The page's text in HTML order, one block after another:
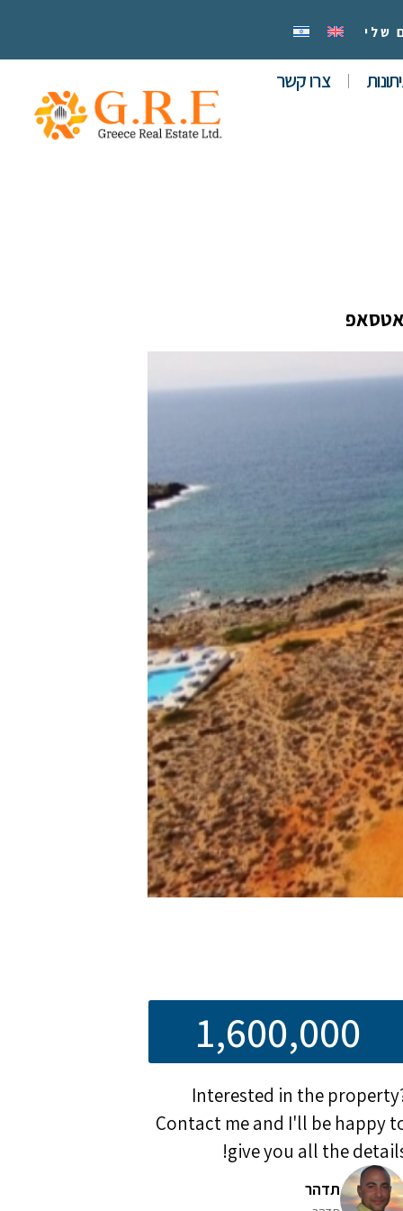
שלי
צרו קשר
1,600,000
Interested in the
Contact me and I'll be happy
give you all the
תדהר